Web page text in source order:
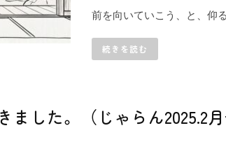
前を向いていこう、と、仰
続きを読む
した。（じゃらん2025.2月